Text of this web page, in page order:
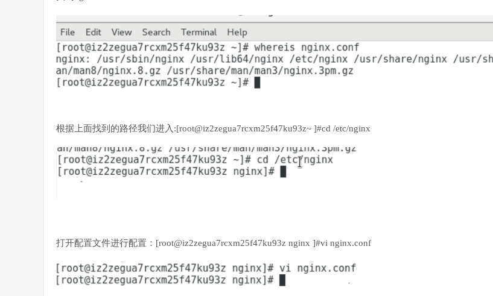
根据上面找到的路径我们进入:[root@iz2zegua7rcxm25f47ku93z~ ]#cd /etc/nginx
打开配置文件进行配置：[root@iz2zegua7rcxm25f47ku93z nginx ]#vi nginx.conf